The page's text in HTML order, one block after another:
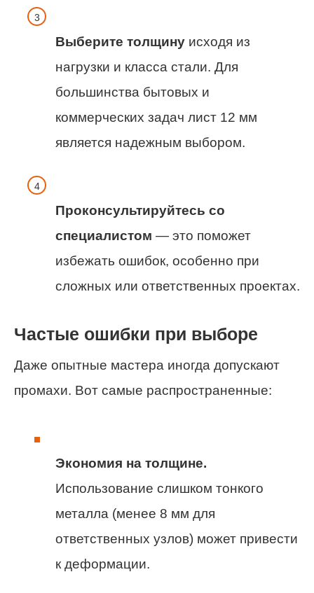
Выберите толщину исходя из
нагрузки и класса стали. Для
большинства бытовых и
коммерческих задач лист 12 мм
является надежным выбором.
Проконсультируйтесь со
специалистом — это поможет
избежать ошибок, особенно при
сложных или ответственных проектах.
Частые ошибки при выборе
Даже опытные мастера иногда допускают
промахи. Вот самые распространенные:
Экономия на толщине.
Использование слишком тонкого
металла (менее 8 мм для
ответственных узлов) может привести
к деформации.